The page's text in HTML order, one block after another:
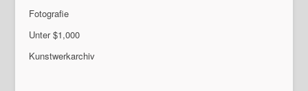
Fotografie
Unter $1,000
Kunstwerkarchiv